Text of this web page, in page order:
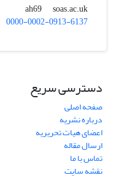
ah69
soas.ac.uk
0000-0002-0913-6137
دسترسی سریع
صفحه اصلی
درباره نشریه
اعضای هیات تحریریه
ارسال مقاله
تماس با ما
نقشه سایت